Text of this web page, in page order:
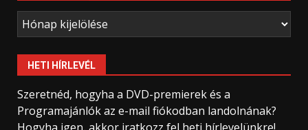
Archívum
HETI HÍRLEVÉL
Szeretnéd, hogyha a DVD-premierek és a
Programajánlók az e-mail fiókodban landolnának?